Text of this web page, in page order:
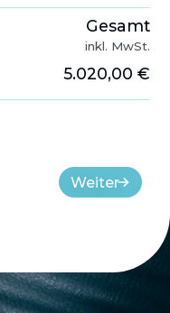
Gesamt
inkl. MwSt.
5.020,00 €
Weiter